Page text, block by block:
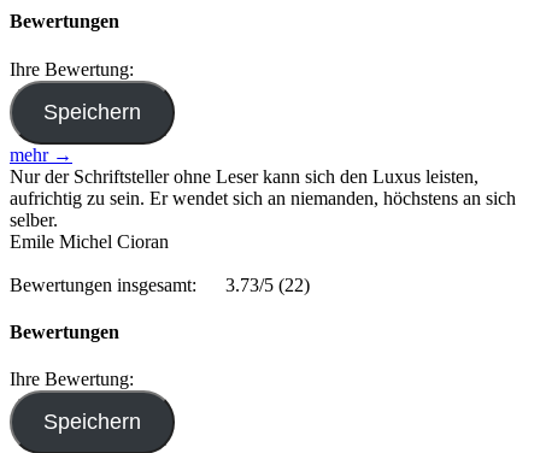
Bewertungen
Ihre Bewertung:
mehr →
Nur der Schriftsteller ohne Leser kann sich den Luxus leisten,
aufrichtig zu sein. Er wendet sich an niemanden, höchstens an sich
selber.
Emile Michel Cioran
Bewertungen insgesamt: 3.73/5 (22)
Bewertungen
Ihre Bewertung: